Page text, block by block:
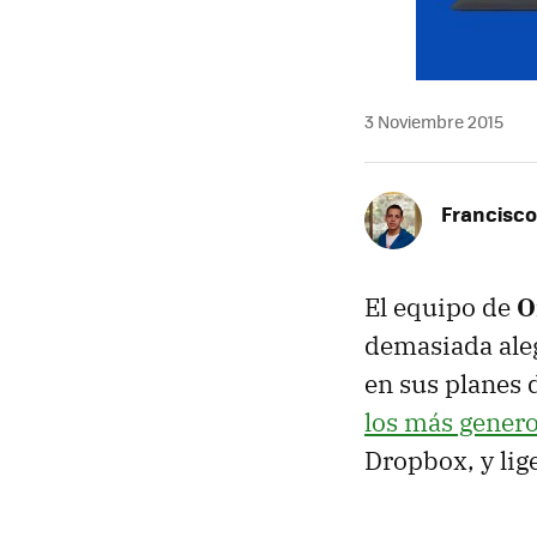
3 Noviembre 2015
El equipo de
demasiada
en sus planes
los más
Dropbox, y